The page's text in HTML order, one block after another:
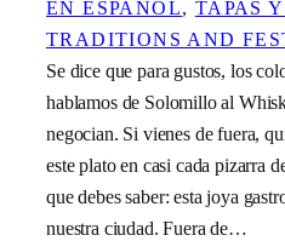
EN ESPAÑOL, TAPAS
TRADITIONS AND
Se dice que para gustos, los
hablamos de Solomillo al
negocian. Si vienes de fuera,
este plato en casi cada pizarra
que debes saber: esta joya
nuestra ciudad. Fuera de…